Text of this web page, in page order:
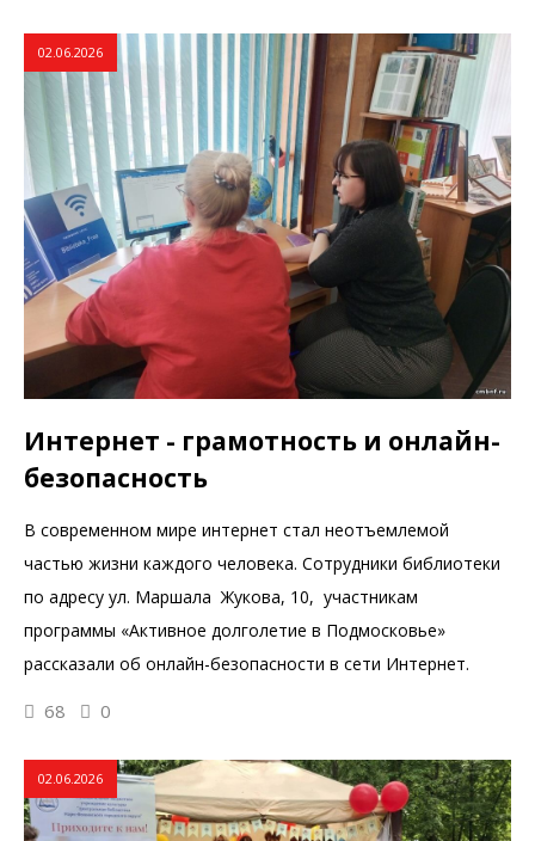
02.06.2026
Интернет - грамотность и онлайн-
безопасность
В современном мире интернет стал неотъемлемой
частью жизни каждого человека. Сотрудники библиотеки
по адресу ул. Маршала Жукова, 10, участникам
программы «Активное долголетие в Подмосковье»
рассказали об онлайн-безопасности в сети Интернет.
68 0
02.06.2026